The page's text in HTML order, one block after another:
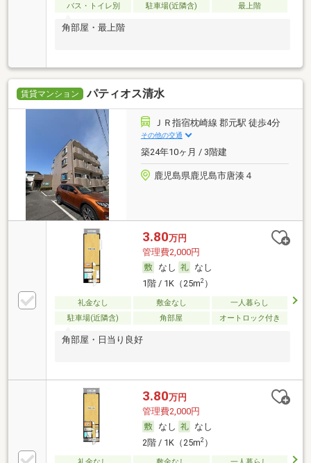
バス・トイレ別
駐車場(近隣含) 最上階
角部屋・最上階
賃貸マンション パティオス清水
ＪＲ指宿枕崎線 郡元駅 徒歩4分
その他の交通
築24年10ヶ月 / 3階建
鹿児島県鹿児島市唐湊４
3.80万円
管理費2,000円
なし
なし
1階 / 1K（25m2）
礼金なし 敷金なし
一人暮らし
駐車場(近隣含)
角部屋 オートロック付き
角部屋・日当り良好
3.80万円
管理費2,000円
なし
なし
2階 / 1K（25m2）